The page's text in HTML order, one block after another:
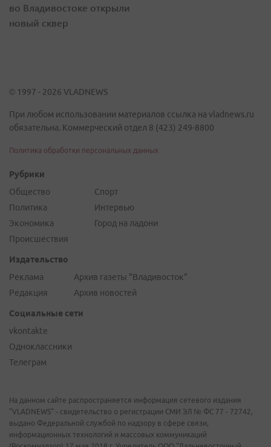
во Владивостоке открыли
новый сквер
© 1997 - 2026 VLADNEWS
При любом использовании материалов ссылка на vladnews.ru
обязательна. Коммерческий отдел 8 (423) 249-8800
Политика обработки персональных данных
Рубрики
Общество
Политика
Экономика
Происшествия
Спорт
Интервью
Город на ладони
Издательство
Реклама
Редакция
Архив газеты "Владивосток"
Архив новостей
Социальные сети
vkontakte
Одноклассники
Телеграм
На данном сайте распространяется информация сетевого издания
"VLADNEWS" - свидетельство о регистрации СМИ ЭЛ № ФС 77 - 72742,
выдано Федеральной службой по надзору в сфере связи,
информационных технологий и массовых коммуникаций